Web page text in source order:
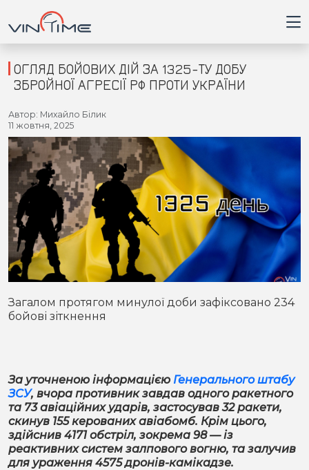
Головна
Війна
Новини
Кримінал
Здоров'я
Приватна думка
В кулуарах
Місто
Відео
Конфлікти
Партнери
Історія
Спорт
Футбол
Контакти
ОГЛЯД БОЙОВИХ ДІЙ ЗА 1325-ТУ ДОБУ
ЗБРОЙНОЇ АГРЕСІЇ РФ ПРОТИ УКРАЇНИ
Автор: Михайло Білик
11 жовтня, 2025
Загалом протягом минулої доби зафіксовано 234
бойові зіткнення
За уточненою інформацією Генерального штабу
ЗСУ, вчора противник завдав одного ракетного
та 73 авіаційних ударів, застосував 32 ракети,
скинув 155 керованих авіабомб. Крім цього,
здійснив 4171 обстріл, зокрема 98 — із
реактивних систем залпового вогню, та залучив
для ураження 4575 дронів-камікадзе.